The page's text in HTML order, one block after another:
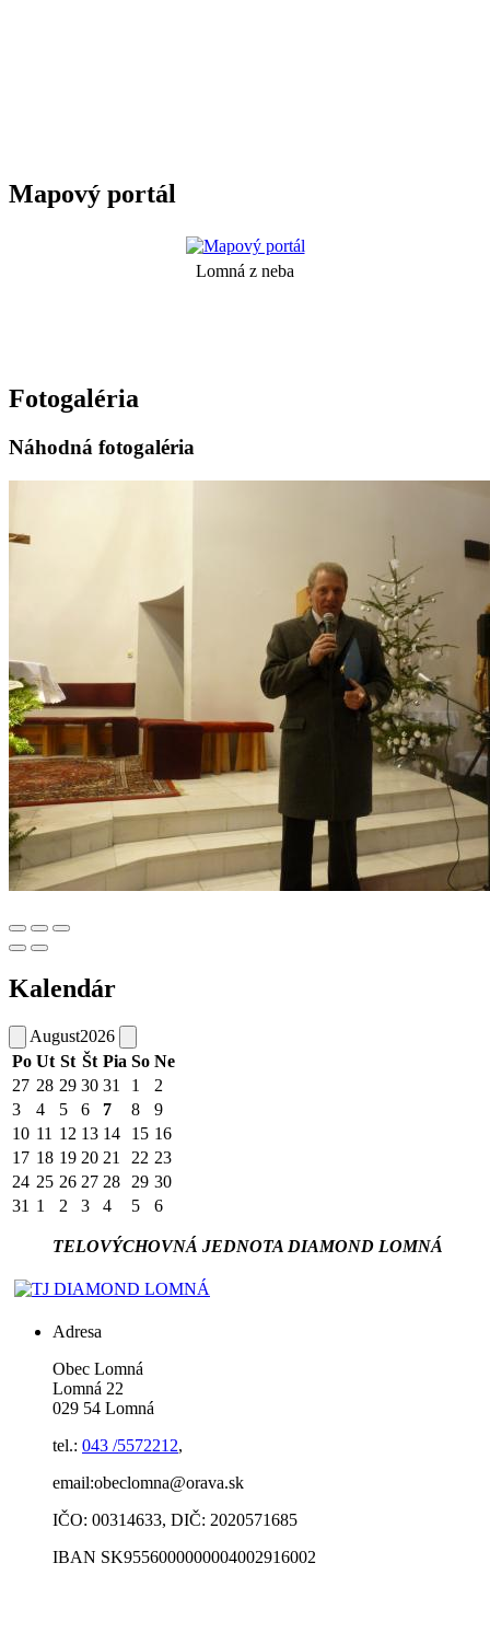
Mapový portál
Lomná z neba
Fotogaléria
Náhodná fotogaléria
Kalendár
August2026
Po Ut St Št Pia So Ne
27 28 29 30 31 1
2
3
4 5 6 7 8
9
10 11 12 13 14 15 16
17 18 19 20 21 22 23
24 25 26 27 28 29 30
31 1 2 3 4 5 6
TELOVÝCHOVNÁ JEDNOTA DIAMOND LOMNÁ
Adresa
Obec Lomná
Lomná 22
029 54 Lomná
tel.: 043 /5572212,
email:obeclomna@orava.sk
IČO: 00314633, DIČ: 2020571685
IBAN SK9556000000004002916002